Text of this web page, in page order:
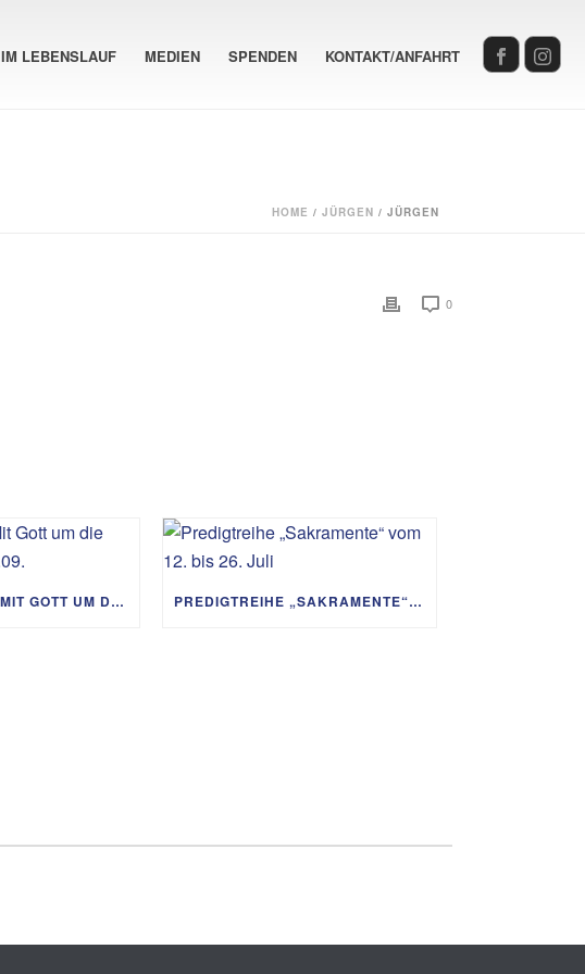
IM LEBENSLAUF MEDIEN SPENDEN KONTAKT/ANFAHRT
HOME / JÜRGEN / JÜRGEN
0
PREDIGTREIHE „MIT GOTT UM DIE WELT“ 02.08. – 06.09.
PREDIGTREIHE „SAKRAMENTE“ VOM 12. BIS 26. JULI